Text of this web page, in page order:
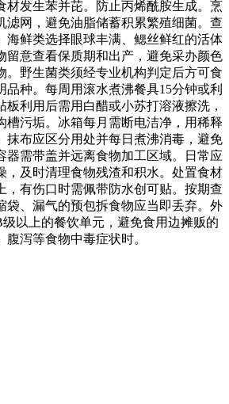
材发生苯并芘。防止丙烯酰胺生成。烹
滤网，避免油脂储蓄积累繁殖细菌。查
海鲜类选择眼球丰满、鳃丝鲜红的活体
留意查看保质期和出产，避免采办颜色
。野生菌类须经专业机构判定后方可食
品种。每周用滚水煮沸餐具15分钟或利
板利用后需用白醋或小苏打溶液擦洗，
槽污垢。冰箱每月需断电洁净，用稀释
抹布应区分用处并每日煮沸消毒，避免
器需带盖并远离食物加工区域。日常应
，及时清理食物残渣和积水。处置食材
，有伤口时需佩带防水创可贴。按期查
袋、漏气的预包拆食物应当即丢弃。外
以上的餐饮单元，避免食用边摊贩的
泻等食物中毒症状时。